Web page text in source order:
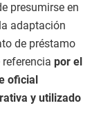
presumirse en
adaptación
de préstamo
por el
oficial
y utilizado